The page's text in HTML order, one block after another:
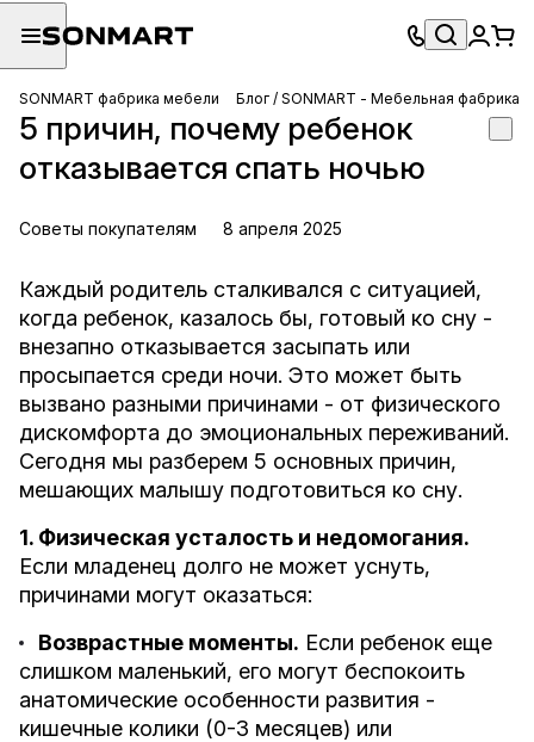
SONMART фабрика мебели Блог / SONMART - Мебельная фабрика
5 причин, почему ребенок
отказывается спать ночью
Советы покупателям 8 апреля 2025
Каждый родитель сталкивался с ситуацией,
когда ребенок, казалось бы, готовый ко сну -
внезапно отказывается засыпать или
просыпается среди ночи. Это может быть
вызвано разными причинами - от физического
дискомфорта до эмоциональных переживаний.
Сегодня мы разберем 5 основных причин,
мешающих малышу подготовиться ко сну.
1. Физическая усталость и недомогания.
Если младенец долго не может уснуть,
причинами могут оказаться:
Возврастные моменты. Если ребенок еще
слишком маленький, его могут беспокоить
анатомические особенности развития -
кишечные колики (0-3 месяцев) или